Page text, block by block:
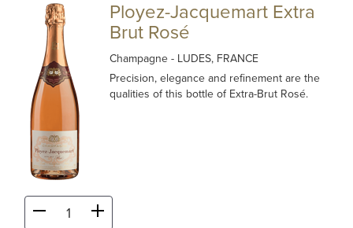
Ployez-Jacquemart Extra
Brut Rosé
Champagne- LUDES, FRANCE
Precision, elegance and refinement are the
qualities of this bottle of Extra-Brut Rosé.